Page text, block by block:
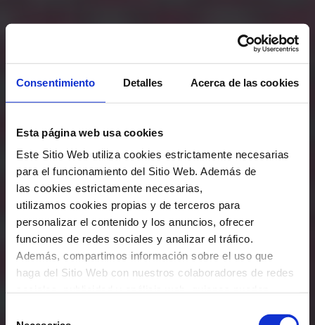
Consentimiento Detalles Acerca de las cookies
Esta página web usa cookies
Este Sitio Web utiliza cookies estrictamente necesarias
para el funcionamiento del Sitio Web. Además de
las cookies estrictamente necesarias,
utilizamos cookies propias y de terceros para
personalizar el contenido y los anuncios, ofrecer
funciones de redes sociales y analizar el tráfico.
Además, compartimos información sobre el uso que
haga del Sitio Web con nuestros colaboradores de redes